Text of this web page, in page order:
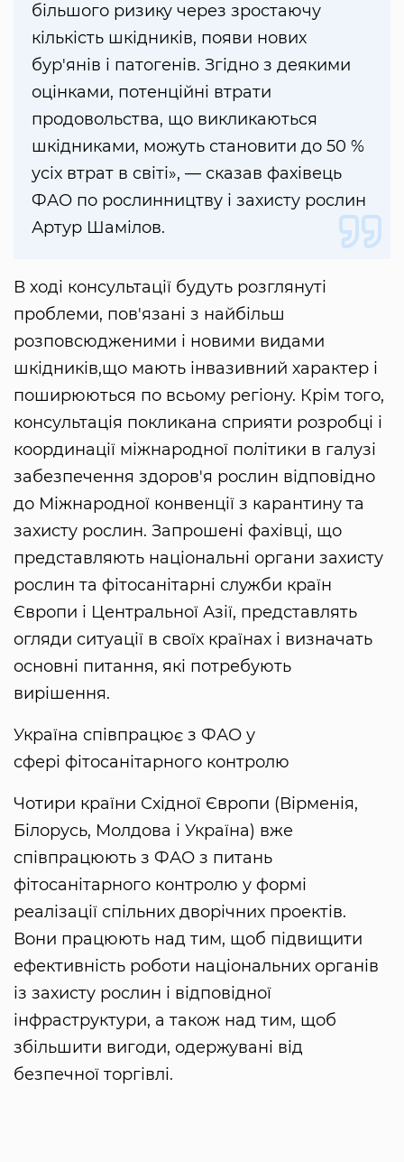
більшого ризику через зростаючу
кількість шкідників, появи нових
бур'янів і патогенів. Згідно з деякими
оцінками, потенційні втрати
продовольства, що викликаються
шкідниками, можуть становити до 50 %
усіх втрат в світі», — сказав фахівець
ФАО по рослинництву і захисту рослин
Артур Шамілов.
В ході консультації будуть розглянуті
проблеми, пов'язані з найбільш
розповсюдженими і новими видами
шкідників,що мають інвазивний характер і
поширюються по всьому регіону. Крім того,
консультація покликана сприяти розробці і
координації міжнародної політики в галузі
забезпечення здоров'я рослин відповідно
до Міжнародної конвенції з карантину та
захисту рослин. Запрошені фахівці, що
представляють національні органи захисту
рослин та фітосанітарні служби країн
Європи і Центральної Азії, представлять
огляди ситуації в своїх країнах і визначать
основні питання, які потребують
вирішення.
Україна співпрацює з ФАО у
сфері фітосанітарного контролю
Чотири країни Східної Європи (Вірменія,
Білорусь, Молдова і Україна) вже
співпрацюють з ФАО з питань
фітосанітарного контролю у формі
реалізації спільних дворічних проектів.
Вони працюють над тим, щоб підвищити
ефективність роботи національних органів
із захисту рослин і відповідної
інфраструктури, а також над тим, щоб
збільшити вигоди, одержувані від
безпечної торгівлі.